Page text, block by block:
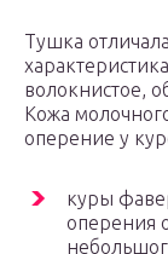
Тушка
волокнистое,
Кожа
оперение у
куры
оперения